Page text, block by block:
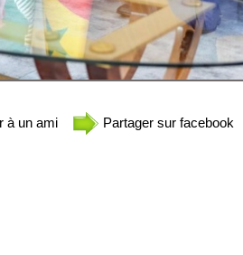
à un ami Partager sur facebook